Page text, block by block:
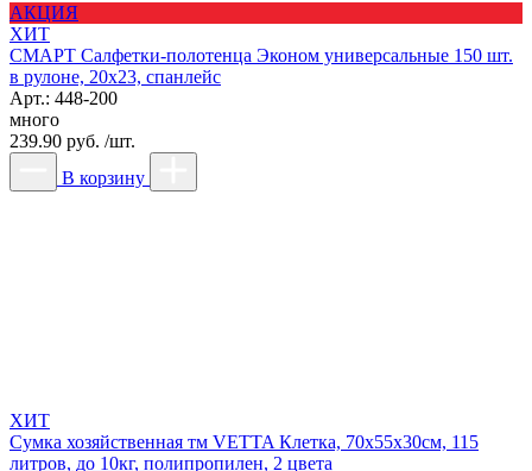
АКЦИЯ
ХИТ
СМАРТ Салфетки-полотенца Эконом универсальные 150 шт.
в рулоне, 20x23, спанлейс
Арт.: 448-200
много
239.90 руб. /шт.
В корзину
ХИТ
Сумка хозяйственная тм VETTA Клетка, 70x55x30см, 115
литров, до 10кг, полипропилен, 2 цвета